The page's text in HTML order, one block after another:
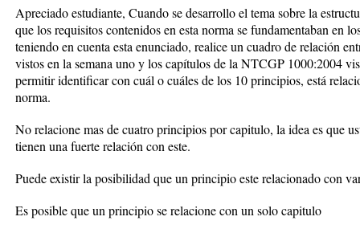
Apreciado estudiante, Cuando se desarrollo el tema sobre la
que los requisitos contenidos en esta norma se fundamentaban en
teniendo en cuenta esta enunciado, realice un cuadro de relación
vistos en la semana uno y los capítulos de la NTCGP 1000:2004
permitir identificar con cuál o cuáles de los 10 principios, está
norma.
No relacione mas de cuatro principios por capitulo, la idea es que
tienen una fuerte relación con este.
Puede existir la posibilidad que un principio este relacionado con
Es posible que un principio se relacione con un solo capitulo